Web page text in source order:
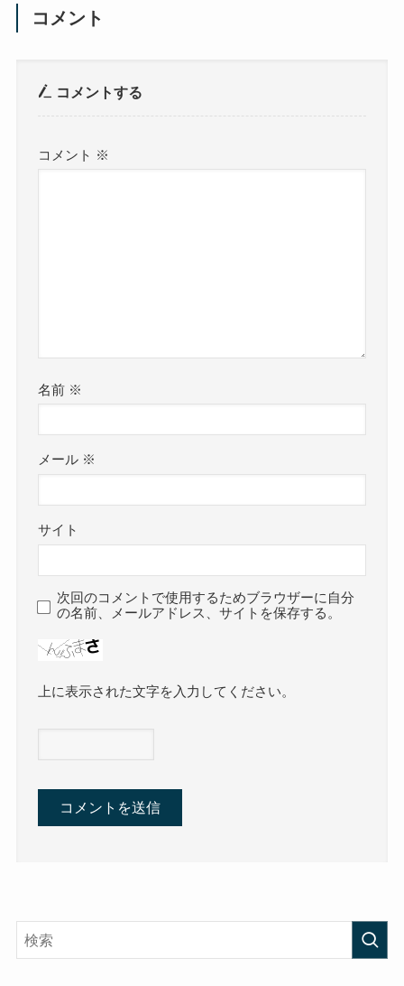
コメント
コメントする
コメント ※
名前 ※
メール ※
サイト
次回のコメントで使用するためブラウザーに自分
の名前、メールアドレス、サイトを保存する。
上に表示された文字を入力してください。